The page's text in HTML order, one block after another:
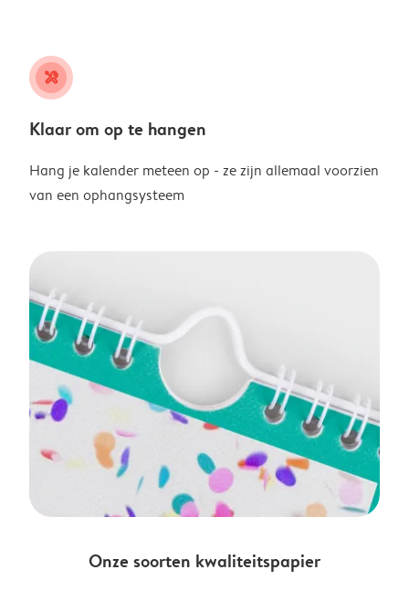
tools
Klaar om op te hangen
Hang je kalender meteen op - ze zijn allemaal voorzien
van een ophangsysteem
Onze soorten kwaliteitspapier